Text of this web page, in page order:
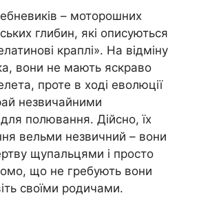
– моторошних
глибин, які описуються
краплі». На відміну
вони не мають яскраво
проте в ході еволюції
незвичайними
полювання. Дійсно, їх
вельми незвичний – вони
щупальцями і просто
що не гребують вони
своїми родичами.